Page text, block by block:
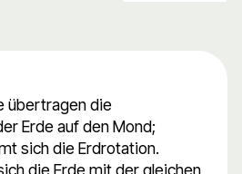
übertragen die
Erde auf den Mond;
sich die Erdrotation.
die Erde mit der gleichen